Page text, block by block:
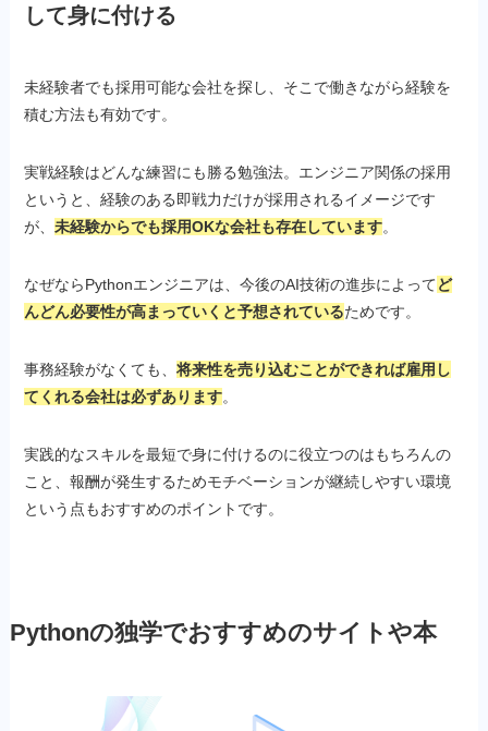
して身に付ける
未経験者でも採用可能な会社を探し、そこで働きながら経験を
積む方法も有効です。
実戦経験はどんな練習にも勝る勉強法。エンジニア関係の採用
というと、経験のある即戦力だけが採用されるイメージです
が、未経験からでも採用OKな会社も存在しています。
なぜならPythonエンジニアは、今後のAI技術の進歩によってど
んどん必要性が高まっていくと予想されているためです。
事務経験がなくても、将来性を売り込むことができれば雇用し
てくれる会社は必ずあります。
実践的なスキルを最短で身に付けるのに役立つのはもちろんの
こと、報酬が発生するためモチベーションが継続しやすい環境
という点もおすすめのポイントです。
Pythonの独学でおすすめのサイトや本